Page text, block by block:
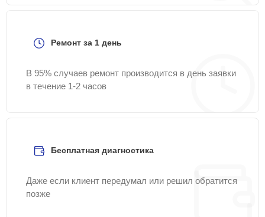
Ремонт за 1 день
В 95% случаев ремонт производится в день заявки
в течение 1-2 часов
Бесплатная диагностика
Даже если клиент передумал или решил обратится
позже